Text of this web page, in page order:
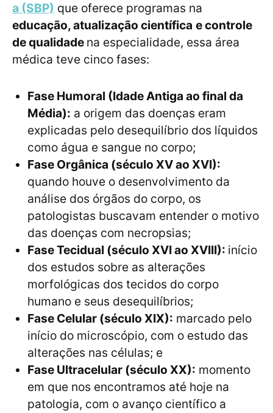
a (SBP) que oferece programas na
educação, atualização científica e controle
de qualidade na especialidade, essa área
médica teve cinco fases:
Fase Humoral (Idade Antiga ao final da
Média): a origem das doenças eram
explicadas pelo desequilíbrio dos líquidos
como água e sangue no corpo;
Fase Orgânica (século XV ao XVI):
quando houve o desenvolvimento da
análise dos órgãos do corpo, os
patologistas buscavam entender o motivo
das doenças com necropsias;
Fase Tecidual (século XVI ao XVIII): início
dos estudos sobre as alterações
morfológicas dos tecidos do corpo
humano e seus desequilíbrios;
Fase Celular (século XIX): marcado pelo
início do microscópio, com o estudo das
alterações nas células; e
Fase Ultracelular (século XX): momento
em que nos encontramos até hoje na
patologia, com o avanço científico a